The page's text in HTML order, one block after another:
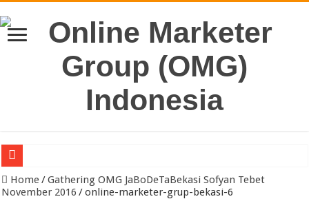
Pengacara Merek Profesional Jakarta Lindungi Hak Merek Bisnis
Home/Gathering OMG JaBoDeTaBekasi Sofyan Tebet
November 2016 /online-marketer-grup-bekasi-6